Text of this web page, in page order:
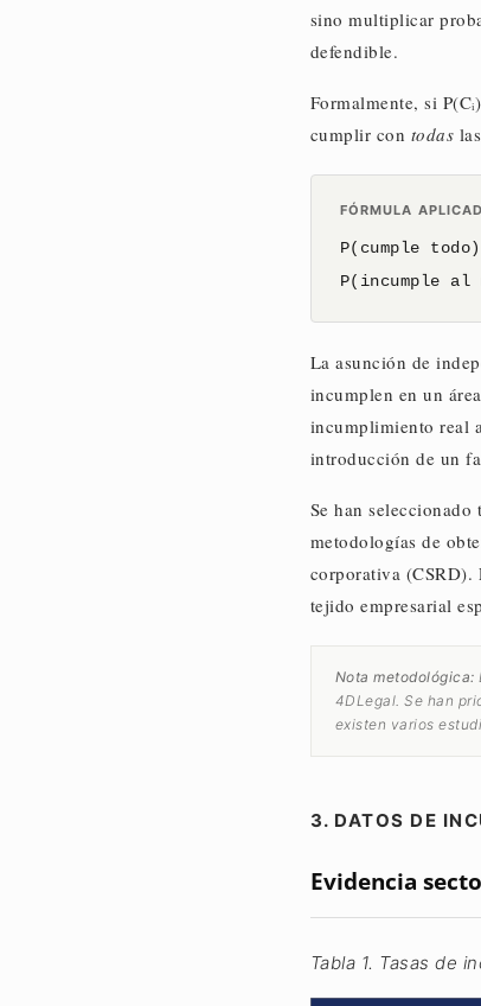
sino multiplicar
defendible.
Formalmente, si
cumplir con todas
FÓRMULA
P(cumple
P(incumple al
La asunción de
incumplen en un
incumplimiento real
introducción de un
Se han
metodologías de
corporativa (CSRD).
tejido empresarial
Nota metodológica:
4DLegal. Se han
existen varios
3. DATOS DE
Evidencia
Tabla 1. Tasas de